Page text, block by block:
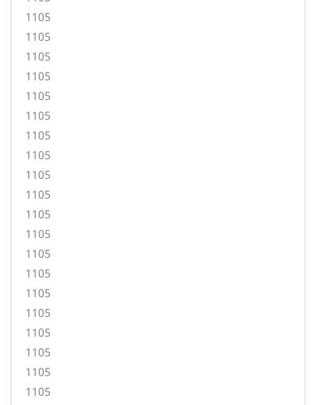
1105
1105
1105
1105
1105
1105
1105
1105
1105
1105
1105
1105
1105
1105
1105
1105
1105
1105
1105
1105